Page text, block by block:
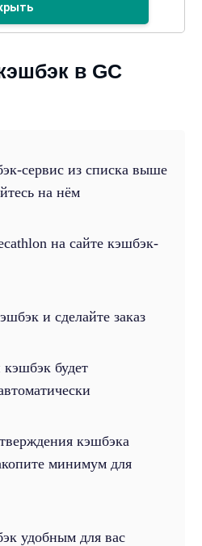
в GC
сервис из списка выше
на нём
на сайте кэшбэк-
и сделайте заказ
будет
кэшбэка
минимум для
удобным для вас